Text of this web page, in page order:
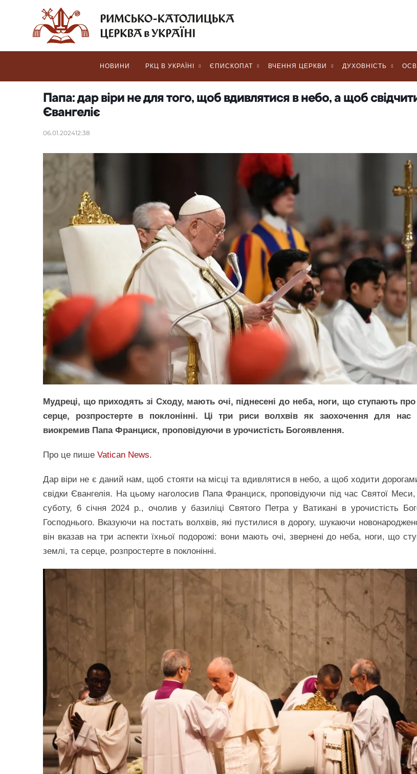
НОВИНИ РКЦ В УКРАЇНІ ЄПИСКОПАТ ВЧЕННЯ ЦЕРКВИ ДУХОВНІСТЬ
Папа: дар віри не для того, щоб вдивлятися в небо, а щоб
Євангеліє
06.01.202412:38
Мудреці, що приходять зі Сходу, мають очі, піднесені до неба, ноги, що ступають про
серце, розпростерте в поклонінні. Ці три риси волхвів як заохочення для нас
виокремив Папа Франциск, проповідуючи в урочистість Богоявлення.
Про це пише Vatican News.
Дар віри не є даний нам, щоб стояти на місці та вдивлятися в небо, а щоб ходити
свідки Євангелія. На цьому наголосив Папа Франциск, проповідуючи під час Святої Меси,
суботу, 6 січня 2024 р., очолив у базиліці Святого Петра у Ватикані в урочистість
Господнього. Вказуючи на постать волхвів, які пустилися в дорогу, шукаючи
він вказав на три аспекти їхньої подорожі: вони мають очі, звернені до неба, ноги, що
землі, та серце, розпростерте в поклонінні.